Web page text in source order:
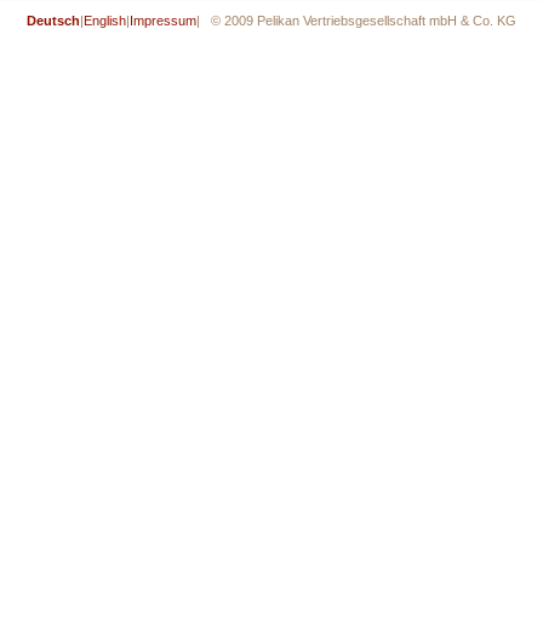
Deutsch|English|Impressum| © 2009 Pelikan Vertriebsgesellschaft mbH & Co. KG